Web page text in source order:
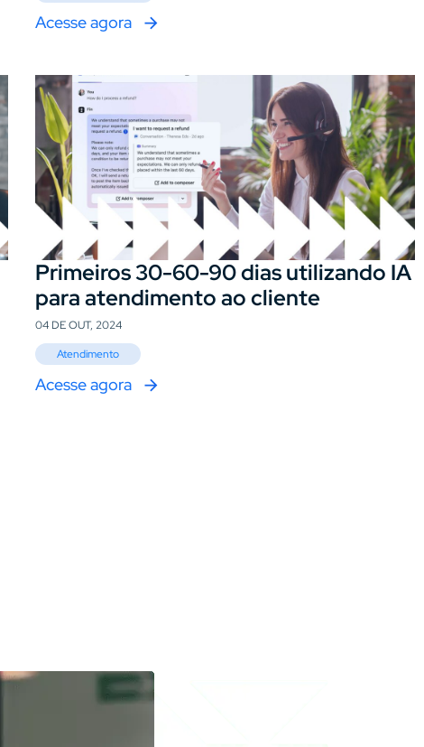
Acesse agora
Primeiros 30-60-90 dias utilizando IA
para atendimento ao cliente
04 DE OUT, 2024
Atendimento
Acesse agora